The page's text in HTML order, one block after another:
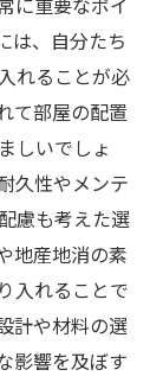
は、自分たち
れることが必
て部屋の配置
しいでしょ
久性やメンテ
慮も考えた選
地産地消の素
入れることで
計や材料の選
影響を及ぼす